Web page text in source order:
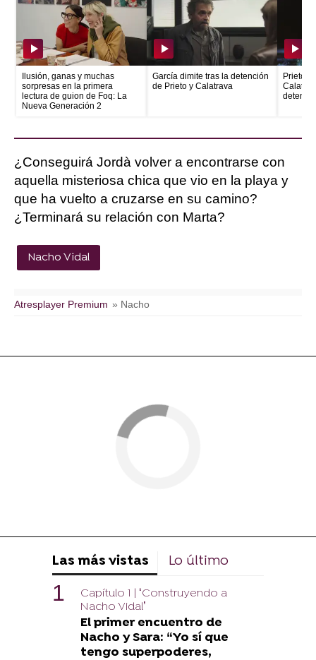
Ilusión, ganas y muchas
sorpresas en la primera
lectura de guion de Foq: La
Nueva Generación 2
García dimite tras la detención
de Prieto y Calatrava
Prieto
¿Conseguirá Jordà volver a encontrarse con
aquella misteriosa chica que vio en la playa y
que ha vuelto a cruzarse en su camino?
¿Terminará su relación con Marta?
Nacho Vidal
Atresplayer Premium » Nacho
Las más vistas Lo último
Capítulo 1 | ‘Construyendo a
Nacho Vidal’
El primer encuentro de
Nacho y Sara: “Yo sí que
tengo superpoderes,